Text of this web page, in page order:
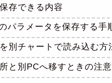
存できる内容
パラメータを保存する手
別チャートで読み込む方
と別PCへ移すときの注